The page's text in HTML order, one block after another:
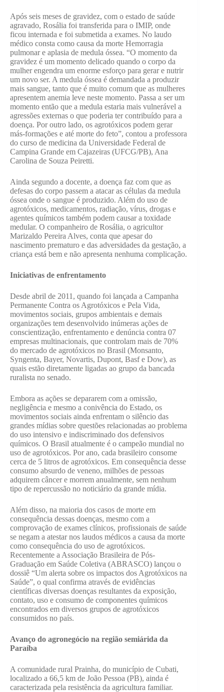
Após seis meses de gravidez, com o estado de saúde
agravado, Rosália foi transferida para o IMIP, onde
ficou internada e foi submetida a exames. No laudo
médico consta como causa da morte Hemorragia
pulmonar e aplasia de medula óssea. “O momento da
gravidez é um momento delicado quando o corpo da
mulher engendra um enorme esforço para gerar e nutrir
um novo ser. A medula óssea é demandada a produzir
mais sangue, tanto que é muito comum que as mulheres
apresentem anemia leve neste momento. Passa a ser um
momento então que a medula estaria mais vulnerável a
agressões externas o que poderia ter contribuído para a
doença. Por outro lado, os agrotóxicos podem gerar
más-formações e até morte do feto”, contou a professora
do curso de medicina da Universidade Federal de
Campina Grande em Cajazeiras (UFCG/PB), Ana
Carolina de Souza Peiretti.
Ainda segundo a docente, a doença faz com que as
defesas do corpo passem a atacar as células da medula
óssea onde o sangue é produzido. Além do uso de
agrotóxicos, medicamentos, radiação, vírus, drogas e
agentes químicos também podem causar a toxidade
medular. O companheiro de Rosália, o agricultor
Marizaldo Pereira Alves, conta que apesar do
nascimento prematuro e das adversidades da gestação, a
criança está bem e não apresenta nenhuma complicação.
Iniciativas de enfrentamento
Desde abril de 2011, quando foi lançada a Campanha
Permanente Contra os Agrotóxicos e Pela Vida,
movimentos sociais, grupos ambientais e demais
organizações tem desenvolvido inúmeras ações de
conscientização, enfrentamento e denúncia contra 07
empresas multinacionais, que controlam mais de 70%
do mercado de agrotóxicos no Brasil (Monsanto,
Syngenta, Bayer, Novartis, Dupont, Basf e Dow), as
quais estão diretamente ligadas ao grupo da bancada
ruralista no senado.
Embora as ações se depararem com a omissão,
negligência e mesmo a conivência do Estado, os
movimentos sociais ainda enfrentam o silêncio das
grandes mídias sobre questões relacionadas ao problema
do uso intensivo e indiscriminado dos defensivos
químicos. O Brasil atualmente é o campeão mundial no
uso de agrotóxicos. Por ano, cada brasileiro consome
cerca de 5 litros de agrotóxicos. Em consequência desse
consumo absurdo de veneno, milhões de pessoas
adquirem câncer e morrem anualmente, sem nenhum
tipo de repercussão no noticiário da grande mídia.
Além disso, na maioria dos casos de morte em
consequência dessas doenças, mesmo com a
comprovação de exames clínicos, profissionais de saúde
se negam a atestar nos laudos médicos a causa da morte
como consequência do uso de agrotóxicos.
Recentemente a Associação Brasileira de Pós-
Graduação em Saúde Coletiva (ABRASCO) lançou o
dossiê “Um alerta sobre os impactos dos Agrotóxicos na
Saúde”, o qual confirma através de evidências
científicas diversas doenças resultantes da exposição,
contato, uso e consumo de componentes químicos
encontrados em diversos grupos de agrotóxicos
consumidos no país.
Avanço do agronegócio na região semiárida da
Paraíba
A comunidade rural Prainha, do município de Cubati,
localizado a 66,5 km de João Pessoa (PB), ainda é
caracterizada pela resistência da agricultura familiar.